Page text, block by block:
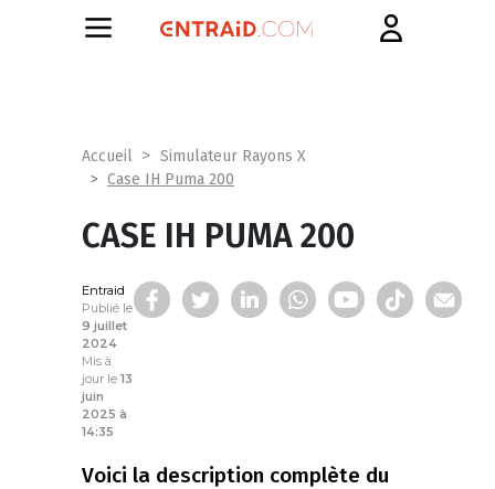
Accueil
Simulateur Rayons X
Case IH Puma 200
CASE IH PUMA 200
Entraid
Publié le
9 juillet
2024
Mis à
jour le 13
juin
2025 à
14:35
Voici la description complète du